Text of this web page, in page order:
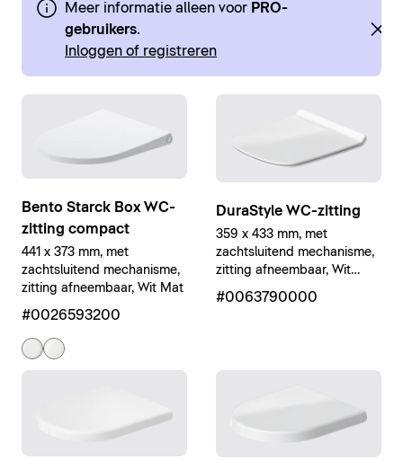
Meer informatie alleen voor PRO-
gebruikers.
Inloggen of registreren
Bento Starck Box WC-
zitting compact
441 x 373 mm, met
zachtsluitend mechanisme,
zitting afneembaar, Wit Mat
#0026593200
DuraStyle WC-zitting
359 x 433 mm, met
zachtsluitend mechanisme,
zitting afneembaar, Wit
#0063790000